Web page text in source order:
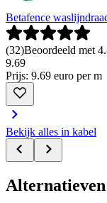
Betafence
(32)Beoordeeld met
9.69
Prijs: 9.69 euro per m
Bekijk alles in kabel
Alternatieven